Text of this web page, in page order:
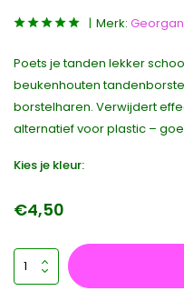
Merk:
Poets je tanden lekker
beukenhouten
borstelharen. Verwijdert
alternatief voor plastic –
Kies je kleur:
€4,50